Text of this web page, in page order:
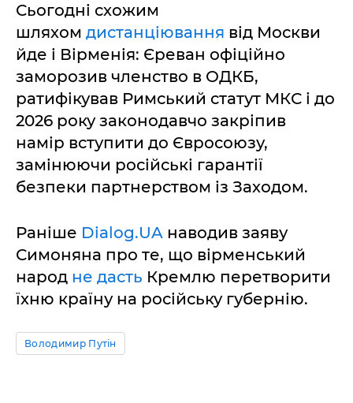
Сьогодні схожим
шляхом дистанціювання від Москви
йде і Вірменія: Єреван офіційно
заморозив членство в ОДКБ,
ратифікував Римський статут МКС і до
2026 року законодавчо закріпив
намір вступити до Євросоюзу,
замінюючи російські гарантії
безпеки партнерством із Заходом.
Раніше Dialog.UA наводив заяву
Симоняна про те, що вірменський
народ не дасть Кремлю перетворити
їхню країну на російську губернію.
Володимир Путін